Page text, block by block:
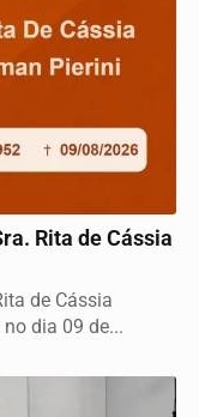
Rita de Cássia
de Cássia
dia 09 de...